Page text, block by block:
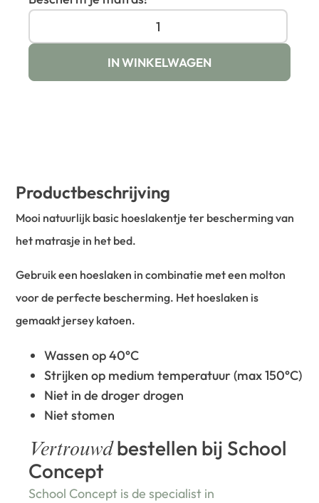
IN WINKELWAGEN
Productbeschrijving
Mooi natuurlijk basic hoeslakentje ter bescherming van
het matrasje in het bed.
Gebruik een hoeslaken in combinatie met een molton
voor de perfecte bescherming. Het hoeslaken is
gemaakt jersey katoen.
Wassen op 40°C
Strijken op medium temperatuur (max 150°C)
Niet in de droger drogen
Niet stomen
Vertrouwdbestellen bij School
Concept
School Concept is de specialist in